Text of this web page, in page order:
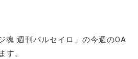
魂 週刊パルセイロ」の今週のOA
す。